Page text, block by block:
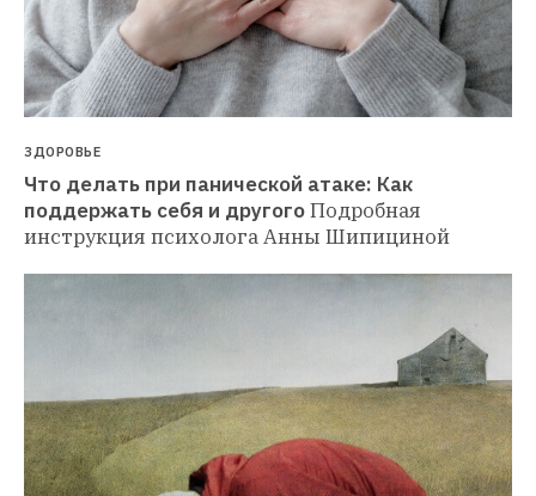
ЗДОРОВЬЕ
Что делать при панической атаке: Как
поддержать себя и другогоПодробная
инструкция психолога Анны Шипициной